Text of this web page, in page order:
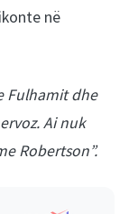
në
Fulhamit dhe
Ai nuk
Robertson”.